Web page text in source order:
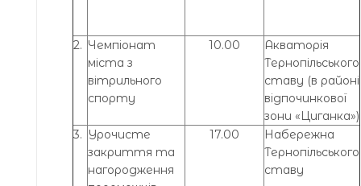
2. Чемпіонат
міста з
вітрильного
спорту
10.00
Акваторія
Тернопільського
ставу (в районі
відпочинкової
зони «Циганка»)
3. Урочисте
закриття та
нагородження
17.00
Набережна
Тернопільського
ставу